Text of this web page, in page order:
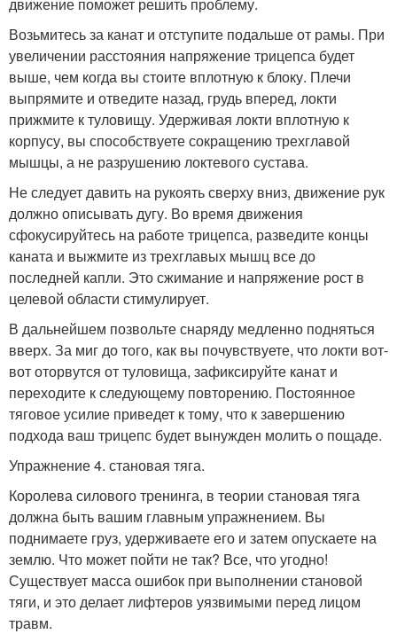
Возьмитесь за канат и отступите подальше от рамы. При
увеличении расстояния напряжение трицепса будет
выше, чем когда вы стоите вплотную к блоку. Плечи
выпрямите и отведите назад, грудь вперед, локти
прижмите к туловищу. Удерживая локти вплотную к
корпусу, вы способствуете сокращению трехглавой
мышцы, а не разрушению локтевого сустава.
Не следует давить на рукоять сверху вниз, движение рук
должно описывать дугу. Во время движения
сфокусируйтесь на работе трицепса, разведите концы
каната и выжмите из трехглавых мышц все до
последней капли. Это сжимание и напряжение рост в
целевой области стимулирует.
В дальнейшем позвольте снаряду медленно подняться
вверх. За миг до того, как вы почувствуете, что локти вот-
вот оторвутся от туловища, зафиксируйте канат и
переходите к следующему повторению. Постоянное
тяговое усилие приведет к тому, что к завершению
подхода ваш трицепс будет вынужден молить о пощаде.
Упражнение 4. становая тяга.
Королева силового тренинга, в теории становая тяга
должна быть вашим главным упражнением. Вы
поднимаете груз, удерживаете его и затем опускаете на
землю. Что может пойти не так? Все, что угодно!
Существует масса ошибок при выполнении становой
тяги, и это делает лифтеров уязвимыми перед лицом
травм.